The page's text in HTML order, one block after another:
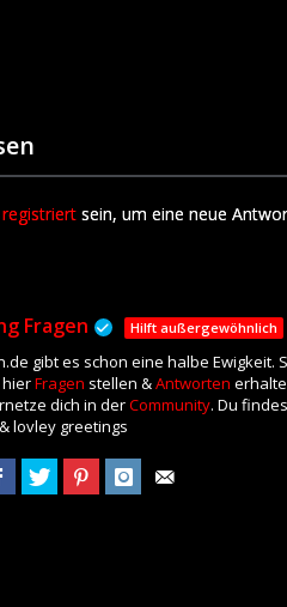
registriert sein, um eine neue
Fragen Hilft außergewöhnlich
gibt es schon eine halbe
Fragen stellen &Antworten
dich in derCommunity. Du
lovley greetings